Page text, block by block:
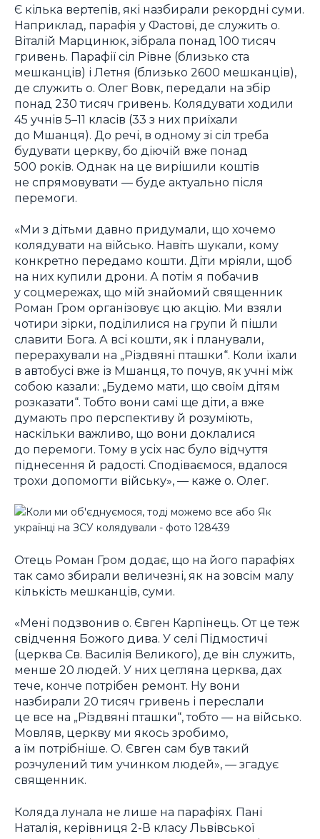
Є кілька вертепів, які назбирали рекордні суми.
Наприклад, парафія у Фастові, де служить о.
Віталій Марцинюк, зібрала понад 100 тисяч
гривень. Парафії сіл Рівне (близько ста
мешканців) і Летня (близько 2600 мешканців),
де служить о. Олег Вовк, передали на збір
понад 230 тисяч гривень. Колядувати ходили
45 учнів 5–11 класів (33 з них приїхали
до Мшанця). До речі, в одному зі сіл треба
будувати церкву, бо діючій вже понад
500 років. Однак на це вирішили коштів
не спрямовувати ― буде актуально після
перемоги.
«Ми з дітьми давно придумали, що хочемо
колядувати на військо. Навіть шукали, кому
конкретно передамо кошти. Діти мріяли, щоб
на них купили дрони. А потім я побачив
у соцмережах, що мій знайомий священник
Роман Гром організовує цю акцію. Ми взяли
чотири зірки, поділилися на групи й пішли
славити Бога. А всі кошти, як і планували,
перерахували на „Різдвяні пташки“. Коли їхали
в автобусі вже із Мшанця, то почув, як учні між
собою казали: „Будемо мати, що своїм дітям
розказати“. Тобто вони самі ще діти, а вже
думають про перспективу й розуміють,
наскільки важливо, що вони доклалися
до перемоги. Тому в усіх нас було відчуття
піднесення й радості. Сподіваємося, вдалося
трохи допомогти війську», ― каже о. Олег.
Отець Роман Гром додає, що на його парафіях
так само збирали величезні, як на зовсім малу
кількість мешканців, суми.
«Мені подзвонив о. Євген Карпінець. От це теж
свідчення Божого дива. У селі Підмостичі
(церква Св. Василія Великого), де він служить,
менше 20 людей. У них цегляна церква, дах
тече, конче потрібен ремонт. Ну вони
назбирали 20 тисяч гривень і переслали
це все на „Різдвяні пташки“, тобто ― на військо.
Мовляв, церкву ми якось зробимо,
а їм потрібніше. О. Євген сам був такий
розчулений тим учинком людей», ― згадує
священник.
Коляда лунала не лише на парафіях. Пані
Наталія, керівниця 2-В класу Львівської